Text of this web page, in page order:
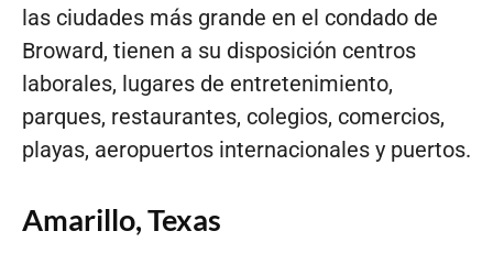
las ciudades más grande en el condado de
Broward, tienen a su disposición centros
laborales, lugares de entretenimiento,
parques, restaurantes, colegios, comercios,
playas, aeropuertos internacionales y puertos.
Amarillo, Texas